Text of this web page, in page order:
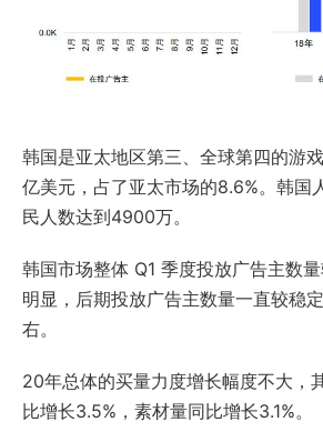
韩国是亚太地区第三、全球第四的游
亿美元，占了亚太市场的8.6%。韩国
民人数达到4900万。
韩国市场整体 Q1 季度投放广告主数
明显，后期投放广告主数量一直较稳
右。
20年总体的买量力度增长幅度不大，
比增长3.5%，素材量同比增长3.1%。